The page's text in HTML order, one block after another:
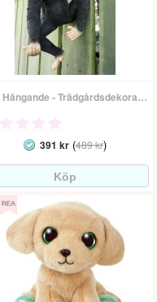
Apa Hängande - Trädgårdsdekoration
391 kr(489 kr)